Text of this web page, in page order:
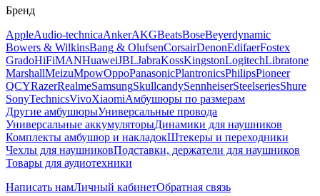
Бренд
AppleAudio-technicaAnkerAKGBeatsBoseBeyerdynamic
Bowers & WilkinsBang & OlufsenCorsairDenonEdifaerFostex
GradoHiFiMANHuaweiJBLJabraKossKingstonLogitechLibratone
MarshallMeizuMpowOppoPanasonicPlantronicsPhilipsPioneer
QCYRazerRealmeSamsungSkullcandySennheiserSteelseriesShure
SonyTechnicsVivoXiaomiАмбушюры по размерам
Другие амбушюрыУниверсальные провода
Универсальные аккумуляторыДинамики для наушников
Комплекты амбушюр и накладокШтекеры и переходники
Чехлы для наушниковПодставки, держатели для наушников
Товары для аудиотехники
Написать намЛичный кабинетОбратная связь